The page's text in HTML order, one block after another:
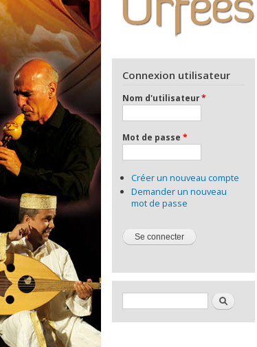
Connexion utilisateur
Nom d'utilisateur*
Mot de passe *
Créer un nouveau compte
Demander un nouveau
mot de passe
Formulaire de rechercheRechercher